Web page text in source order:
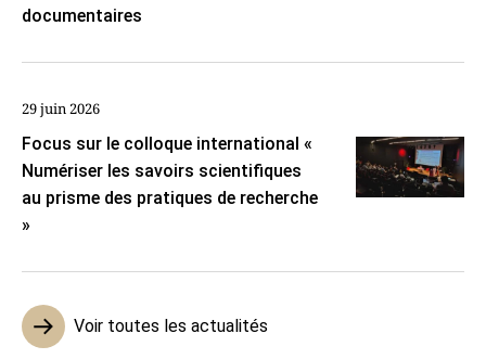
Voir toutes les actualités
documentaires
29 juin 2026
Focus sur le colloque international «
Numériser les savoirs scientifiques
au prisme des pratiques de recherche
»